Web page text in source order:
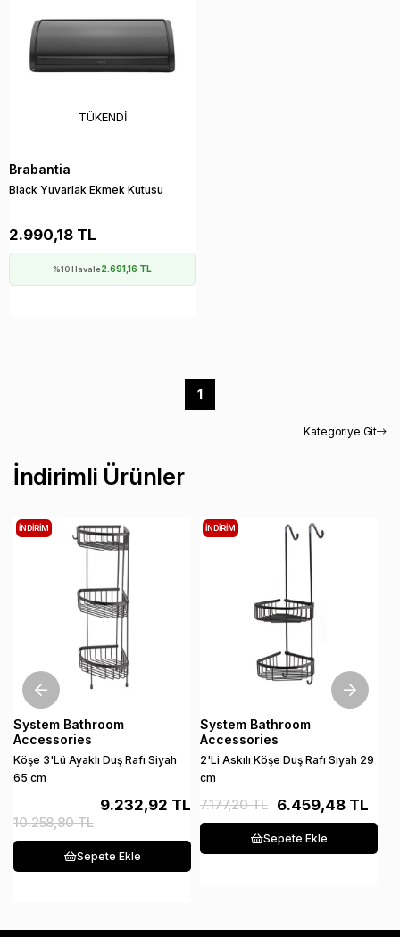
TÜKENDI
Brabantia
Black Yuvarlak Ekmek Kutusu
2.990,18 TL
%10 Havale2.691,16 TL
1
İndirimli Ürünler
System Bathroom
Accessories
Köşe 3'Lü Ayaklı Duş Rafı Siyah
65 cm
9.232,92 TL
10.258,80 TL
Sepete Ekle
İNDIRIM
System Bathroom
Accessories
2'Li Askılı Köşe Duş Rafı Siyah 29
cm
6.459,48 TL
7.177,20 TL
Sepete Ekle
İNDIRIM
Kategoriye Git